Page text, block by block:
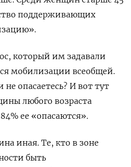
поддерживающих
который им задавали
мобилизации всеобщей.
не опасаетесь? И вот тут
любого возраста
ее «опасаются».
иная. Те, кто в зоне
быть